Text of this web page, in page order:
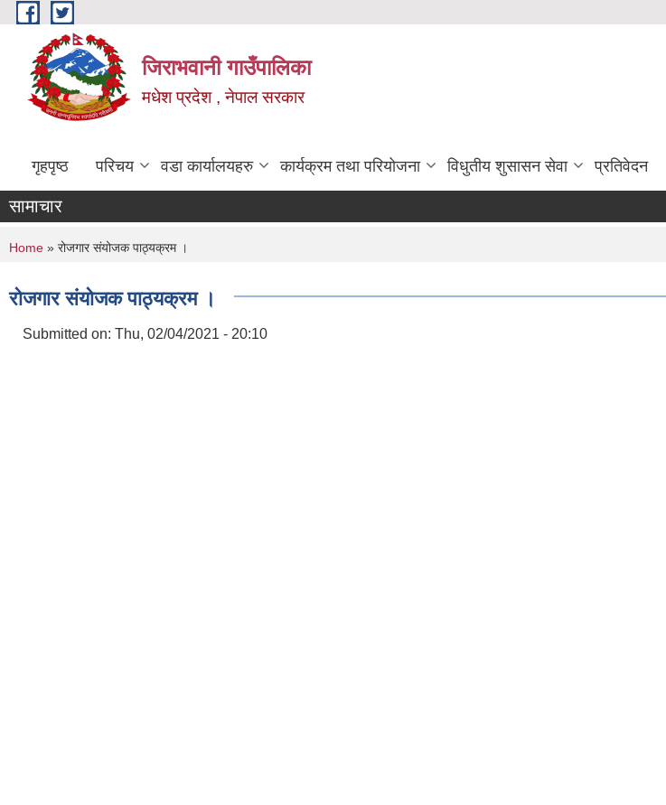
Skip to main content
जिराभवानी गाउँपालिका
मधेश प्रदेश , नेपाल सरकार
गृहपृष्ठ परिचय वडा कार्यालयहरु कार्यक्रम तथा परियोजना विधुतीय शुसासन सेवा प्रतिवेदन
सामाचार
You are here
Home » रोजगार संयोजक पाठ्यक्रम ।
रोजगार संयोजक पाठ्यक्रम ।
Submitted on: Thu, 02/04/2021 - 20:10